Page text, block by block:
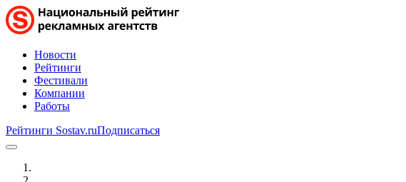
Новости
Рейтинги
Фестивали
Компании
Работы
Рейтинги Sostav.ruПодписаться